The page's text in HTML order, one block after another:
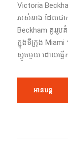
Victoria
របស់នាង ដែលជា
Beckham គូររូ
ក្នុងទីក្រុង
ស្ទូចមួយ ដោយធ្វើ
អានបន្ត